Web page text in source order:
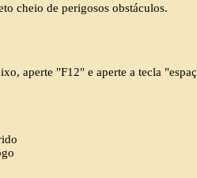
cheio de perigosos obstáculos.
aperte "F12" e aperte a tecla